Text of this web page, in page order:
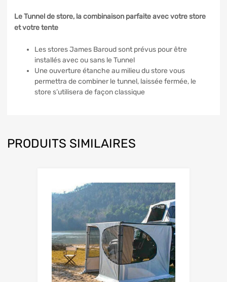
Le Tunnel de store, la combinaison parfaite avec votre store
et votre tente
Les stores James Baroud sont prévus pour être
installés avec ou sans le Tunnel
Une ouverture étanche au milieu du store vous
permettra de combiner le tunnel, laissée fermée, le
store s’utilisera de façon classique
PRODUITS SIMILAIRES